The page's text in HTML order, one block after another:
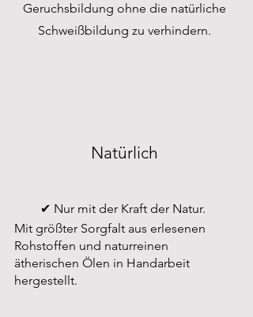
Geruchsbildung ohne die natürliche
Schweißbildung zu verhindern.
Natürlich
✔︎ Nur mit der Kraft der Natur.
Mit größter Sorgfalt aus erlesenen
Rohstoffen und naturreinen
ätherischen Ölen in Handarbeit
hergestellt.